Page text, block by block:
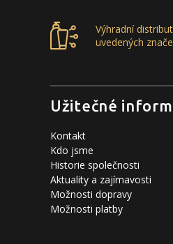
Výhradní
uvedených
Užitečné
Kontakt
Kdo jsme
Historie společnosti
Aktuality a zajímavosti
Možnosti dopravy
Možnosti platby